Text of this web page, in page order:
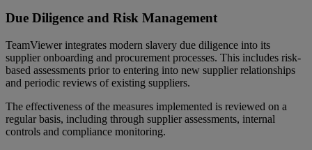
Due Diligence and Risk Management
TeamViewer integrates modern slavery due diligence into its
supplier onboarding and procurement processes. This includes risk-
based assessments prior to entering into new supplier relationships
and periodic reviews of existing suppliers.
The effectiveness of the measures implemented is reviewed on a
regular basis, including through supplier assessments, internal
controls and compliance monitoring.